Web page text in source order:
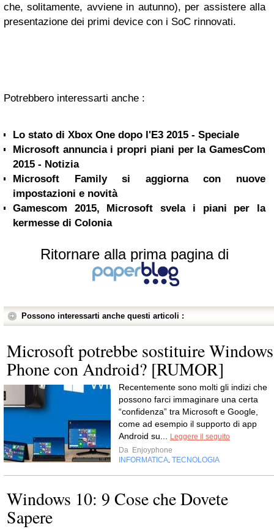
che, solitamente, avviene in autunno), per assistere alla
presentazione dei primi device con i SoC rinnovati.
Potrebbero interessarti anche :
Lo stato di Xbox One dopo l'E3 2015 - Speciale
Microsoft annuncia i propri piani per la GamesCom
2015 - Notizia
Microsoft Family si aggiorna con nuove
impostazioni e novità
Gamescom 2015, Microsoft svela i piani per la
kermesse di Colonia
Ritornare alla prima pagina di
Possono interessarti anche questi articoli :
Microsoft potrebbe sostituire Windows
Phone con Android? [RUMOR]
Recentemente sono molti gli indizi che
possono farci immaginare una certa
“confidenza” tra Microsoft e Google,
come ad esempio il supporto di app
Android su...
Leggere il seguito
Da Enjoyphone
INFORMATICA TECNOLOGIA
Windows 10: 9 Cose che Dovete
Sapere